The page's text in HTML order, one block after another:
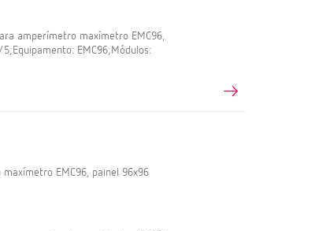
amperímetro maxímetro EMC96,
EMC96;Módulos:
EMC96, painel 96x96